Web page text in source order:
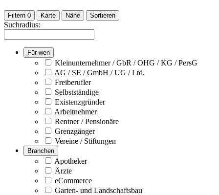
Filtern 0 Karte Nähe Sortieren
Suchradius:
Für wen
Kleinunternehmer / GbR / OHG / KG / PersG
AG / SE / GmbH / UG / Ltd.
Freiberufler
Selbstständige
Existenzgründer
Arbeitnehmer
Rentner / Pensionäre
Grenzgänger
Vereine / Stiftungen
Branchen
Apotheker
Ärzte
eCommerce
Garten- und Landschaftsbau